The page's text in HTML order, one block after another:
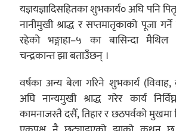
यज्ञयज्ञादिसहितका शुभकार्य० अघि पनि
नानीमुखी श्राद्ध र सप्तमातृकाको पूजा
रहेको भङ्गाहा–५ का बासिन्दा मैथिल
चन्द्रकान्त झा बताउँछन् ।
वर्षका अन्य बेला गरिने शुभकार्य (विवाह,
अघि नान्यमुखी श्राद्ध गरेर कार्य
कामनाजस्तै दसैँ, तिहार र छठपर्वको मुखमा